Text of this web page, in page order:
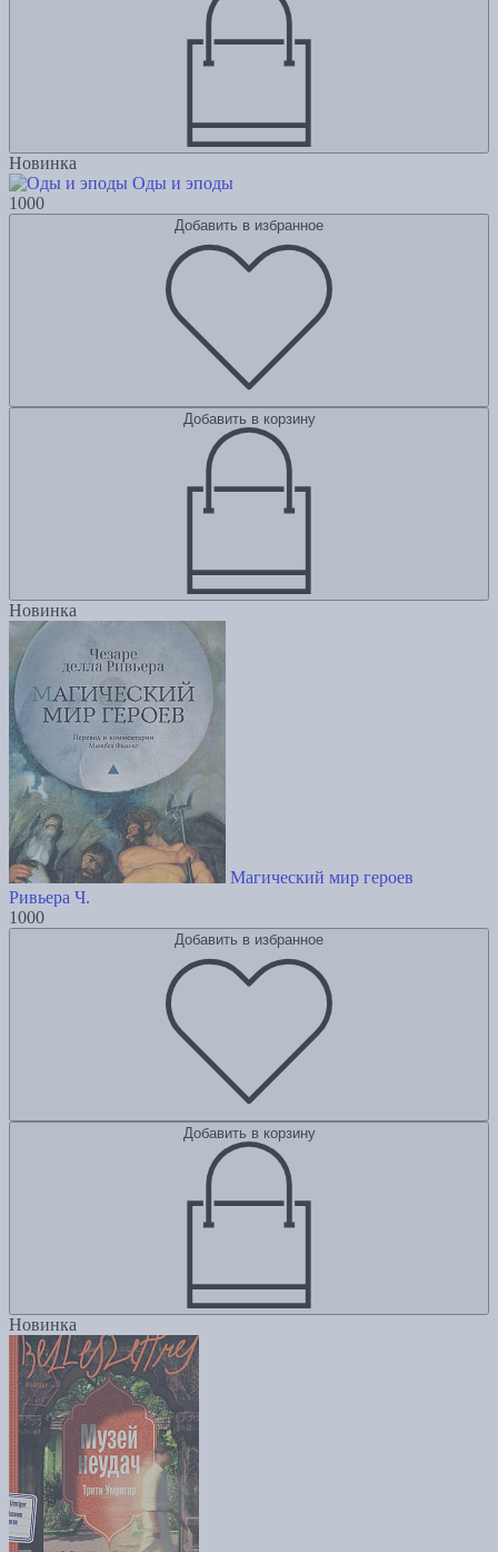
Новинка
Оды и эподы
1000
Добавить в избранное
Добавить в корзину
Новинка
Магический мир героев
Ривьера Ч.
1000
Добавить в избранное
Добавить в корзину
Новинка